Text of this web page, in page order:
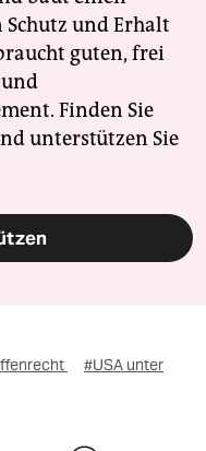
und Erhalt
guten, frei
Finden Sie
unterstützen Sie
#USA unter